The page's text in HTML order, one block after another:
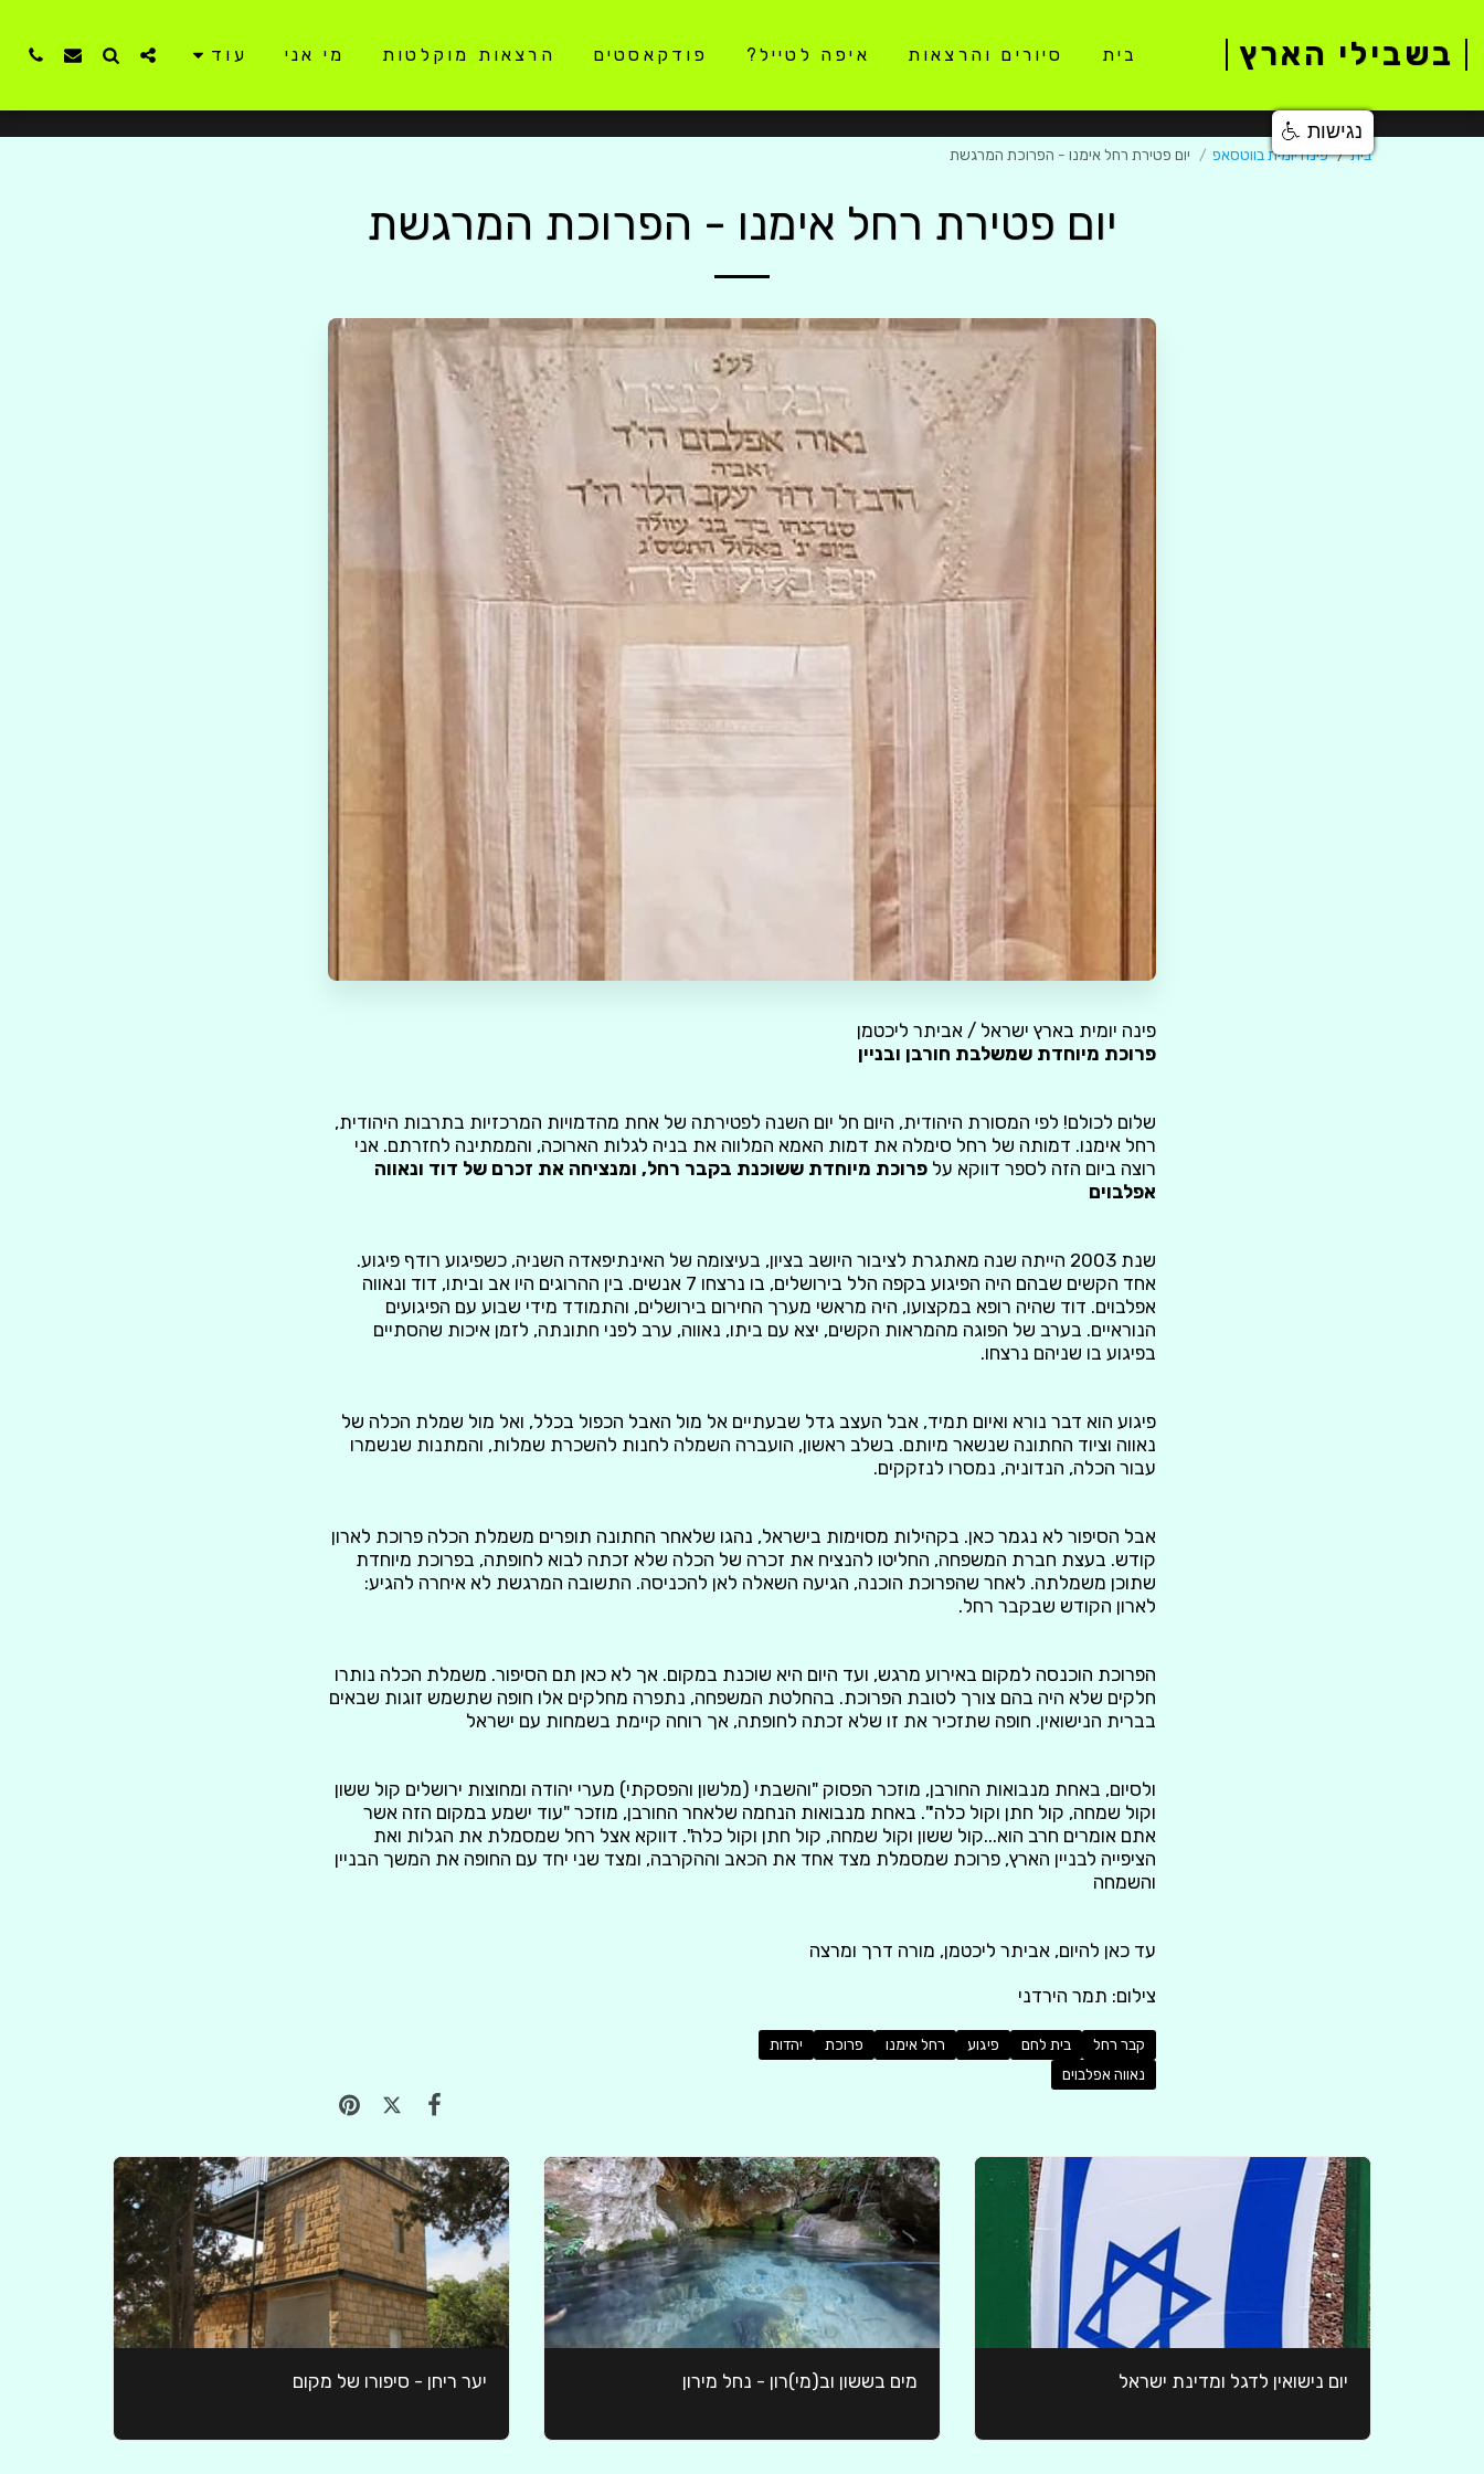
בשבילי הארץ בית סיורים והרצאות איפה לטייל? פודקאסטים הרצאות מוקלטות מי אני עוד
בית פינה יומית בווטסאפ יום פטירת רחל אימנו - הפרוכת המרגשת
יום פטירת רחל אימנו - הפרוכת המרגשת
פינה יומית בארץ ישראל / אביתר ליכטמן
פרוכת מיוחדת שמשלבת חורבן ובניין
שלום לכולם! לפי המסורת היהודית, היום חל יום השנה לפטירתה של אחת מהדמויות המרכזיות בתרבות היהודית,
רחל אימנו. דמותה של רחל סימלה את דמות האמא המלווה את בניה לגלות הארוכה, והממתינה לחזרתם. אני
רוצה ביום הזה לספר דווקא על פרוכת מיוחדת ששוכנת בקבר רחל, ומנציחה את זכרם של דוד ונאווה
אפלבוים
שנת 2003 הייתה שנה מאתגרת לציבור היושב בציון, בעיצומה של האינתיפאדה השניה, כשפיגוע רודף פיגוע.
אחד הקשים שבהם היה הפיגוע בקפה הלל בירושלים, בו נרצחו 7 אנשים. בין ההרוגים היו אב וביתו, דוד ונאווה
אפלבוים. דוד שהיה רופא במקצועו, היה מראשי מערך החירום בירושלים, והתמודד מידי שבוע עם הפיגועים
הנוראיים. בערב של הפוגה מהמראות הקשים, יצא עם ביתו, נאווה, ערב לפני חתונתה, לזמן איכות שהסתיים
בפיגוע בו שניהם נרצחו.
פיגוע הוא דבר נורא ואיום תמיד, אבל העצב גדל שבעתיים אל מול האבל הכפול בכלל, ואל מול שמלת הכלה של
נאווה וציוד החתונה שנשאר מיותם. בשלב ראשון, הועברה השמלה לחנות להשכרת שמלות, והמתנות שנשמרו
עבור הכלה, הנדוניה, נמסרו לנזקקים.
אבל הסיפור לא נגמר כאן. בקהילות מסוימות בישראל, נהגו שלאחר החתונה תופרים משמלת הכלה פרוכת לארון
קודש. בעצת חברת המשפחה, החליטו להנציח את זכרה של הכלה שלא זכתה לבוא לחופתה, בפרוכת מיוחדת
שתוכן משמלתה. לאחר שהפרוכת הוכנה, הגיעה השאלה לאן להכניסה. התשובה המרגשת לא איחרה להגיע:
לארון הקודש שבקבר רחל.
הפרוכת הוכנסה למקום באירוע מרגש, ועד היום היא שוכנת במקום. אך לא כאן תם הסיפור. משמלת הכלה נותרו
חלקים שלא היה בהם צורך לטובת הפרוכת. בהחלטת המשפחה, נתפרה מחלקים אלו חופה שתשמש זוגות שבאים
בברית הנישואין. חופה שתזכיר את זו שלא זכתה לחופתה, אך רוחה קיימת בשמחות עם ישראל
ולסיום, באחת מנבואות החורבן, מוזכר הפסוק "והשבתי (מלשון והפסקתי) מערי יהודה ומחוצות ירושלים קול ששון
וקול שמחה, קול חתן וקול כלה'". באחת מנבואות הנחמה שלאחר החורבן, מוזכר "עוד ישמע במקום הזה אשר
אתם אומרים חרב הוא...קול ששון וקול שמחה, קול חתן וקול כלה". דווקא אצל רחל שמסמלת את הגלות ואת
הציפייה לבניין הארץ, פרוכת שמסמלת מצד אחד את הכאב וההקרבה, ומצד שני יחד עם החופה את המשך הבניין
והשמחה
עד כאן להיום, אביתר ליכטמן, מורה דרך ומרצה
צילום: תמר הירדני
קבר רחל בית לחם פיגוע רחל אימנו פרוכת
יהדות
נאווה אפלבוים
יום נישואין לדגל ומדינת ישראל מים בששון וב(מי)רון - נחל מירון יער ריחן - סיפורו של מקום
נגישות